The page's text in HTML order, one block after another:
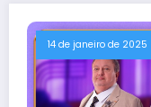
14 de janeiro de 2025